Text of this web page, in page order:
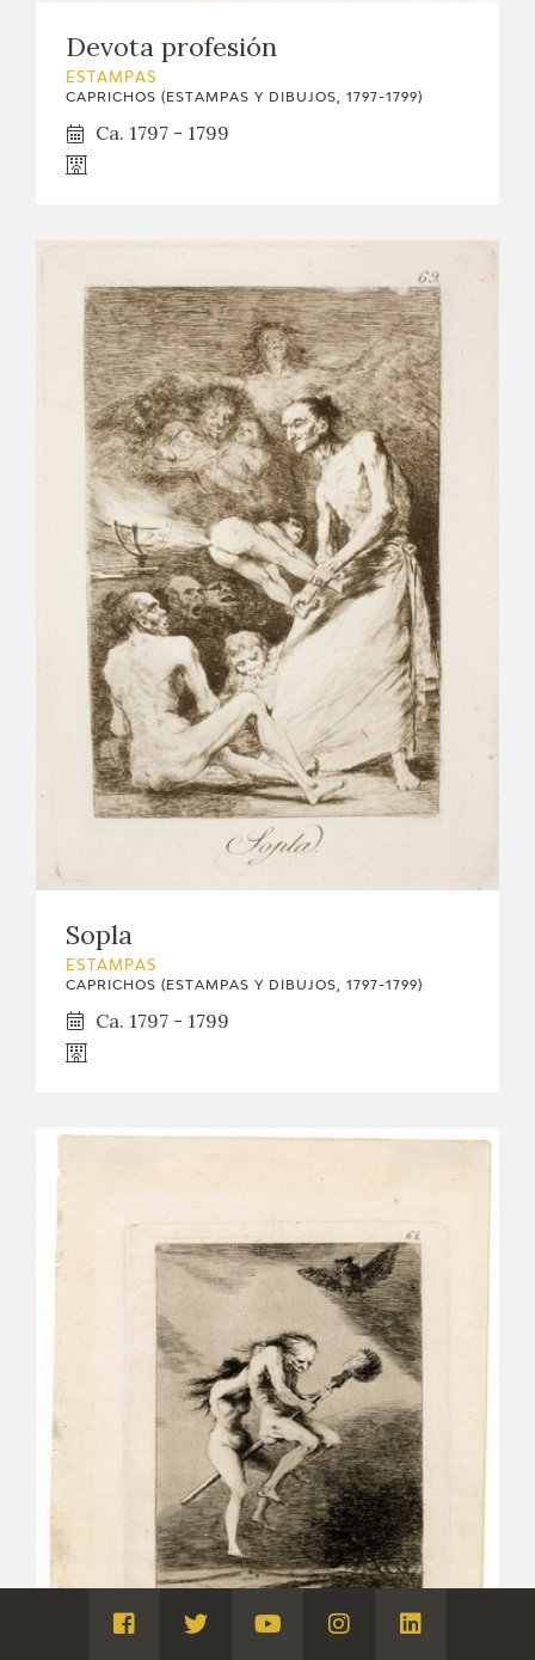
Devota profesión
ESTAMPAS
CAPRICHOS (ESTAMPAS Y DIBUJOS, 1797-1799)
Ca. 1797 - 1799
Sopla
ESTAMPAS
CAPRICHOS (ESTAMPAS Y DIBUJOS, 1797-1799)
Ca. 1797 - 1799
Visita
Visita
Visita
Visita
Visita